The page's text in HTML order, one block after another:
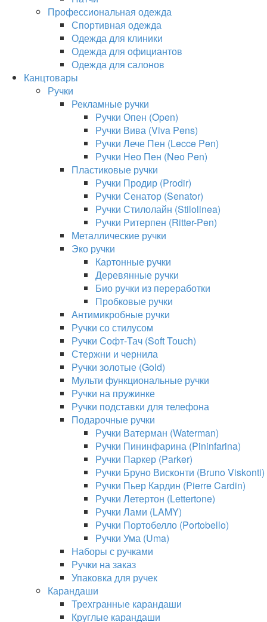
Профессиональная одежда
Спортивная одежда
Одежда для клиники
Одежда для официантов
Одежда для салонов
Канцтовары
Ручки
Рекламные ручки
Ручки Опен (Open)
Ручки Вива (Viva Pens)
Ручки Лече Пен (Lecce Pen)
Ручки Нео Пен (Neo Pen)
Пластиковые ручки
Ручки Продир (Prodir)
Ручки Сенатор (Senator)
Ручки Стилолайн (Stilolinea)
Ручки Ритерпен (Ritter-Pen)
Металлические ручки
Эко ручки
Картонные ручки
Деревянные ручки
Био ручки из переработки
Пробковые ручки
Антимикробные ручки
Ручки со стилусом
Ручки Софт-Тач (Soft Touch)
Стержни и чернила
Ручки золотые (Gold)
Мульти функциональные ручки
Ручки на пружинке
Ручки подставки для телефона
Подарочные ручки
Ручки Ватерман (Waterman)
Ручки Пининфарина (Pininfarina)
Ручки Паркер (Parker)
Ручки Бруно Висконти (Bruno Viskonti)
Ручки Пьер Кардин (Pierre Cardin)
Ручки Летертон (Lettertone)
Ручки Лами (LAMY)
Ручки Портобелло (Portobello)
Ручки Ума (Uma)
Наборы с ручками
Ручки на заказ
Упаковка для ручек
Карандаши
Трехгранные карандаши
Круглые карандаши